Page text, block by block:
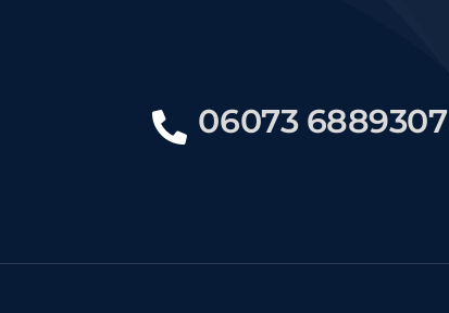
06073 6889307